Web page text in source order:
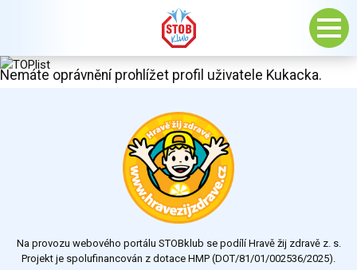
Nemáte oprávnění prohlížet profil uživatele Kukacka.
Na provozu webového portálu STOBklub se podílí Hravě žij zdravě z. s.
Projekt je spolufinancován z dotace HMP (DOT/81/01/002536/2025).